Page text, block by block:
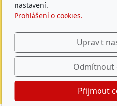
Sledujte nás
ZŠ Herčíkova 2026 |GDPR|
nastavení.
Prohlášení o cookies.
Upravit
Odmítnout
Přijmout